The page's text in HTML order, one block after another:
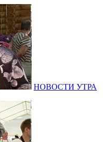
НОВОСТИ УТРА